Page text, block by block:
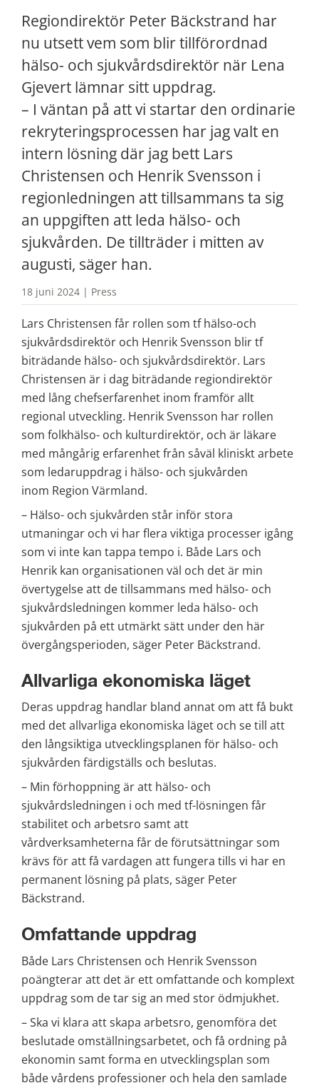
Regiondirektör Peter Bäckstrand har
nu utsett vem som blir tillförordnad
hälso- och sjukvårdsdirektör när Lena
Gjevert lämnar sitt uppdrag.
– I väntan på att vi startar den ordinarie
rekryteringsprocessen har jag valt en
intern lösning där jag bett Lars
Christensen och Henrik Svensson i
regionledningen att tillsammans ta sig
an uppgiften att leda hälso- och
sjukvården. De tillträder i mitten av
augusti, säger han.
18 juni 2024 | Press
Lars Christensen får rollen som tf hälso-och
sjukvårdsdirektör och Henrik Svensson blir tf
biträdande hälso- och sjukvårdsdirektör. Lars
Christensen är i dag biträdande regiondirektör
med lång chefserfarenhet inom framför allt
regional utveckling. Henrik Svensson har rollen
som folkhälso- och kulturdirektör, och är läkare
med mångårig erfarenhet från såväl kliniskt arbete
som ledaruppdrag i hälso- och sjukvården
inom Region Värmland.
– Hälso- och sjukvården står inför stora
utmaningar och vi har flera viktiga processer igång
som vi inte kan tappa tempo i. Både Lars och
Henrik kan organisationen väl och det är min
övertygelse att de tillsammans med hälso- och
sjukvårdsledningen kommer leda hälso- och
sjukvården på ett utmärkt sätt under den här
övergångsperioden, säger Peter Bäckstrand.
Allvarliga ekonomiska läget
Deras uppdrag handlar bland annat om att få bukt
med det allvarliga ekonomiska läget och se till att
den långsiktiga utvecklingsplanen för hälso- och
sjukvården färdigställs och beslutas.
– Min förhoppning är att hälso- och
sjukvårdsledningen i och med tf-lösningen får
stabilitet och arbetsro samt att
vårdverksamheterna får de förutsättningar som
krävs för att få vardagen att fungera tills vi har en
permanent lösning på plats, säger Peter
Bäckstrand.
Omfattande uppdrag
Både Lars Christensen och Henrik Svensson
poängterar att det är ett omfattande och komplext
uppdrag som de tar sig an med stor ödmjukhet.
– Ska vi klara att skapa arbetsro, genomföra det
beslutade omställningsarbetet, och få ordning på
ekonomin samt forma en utvecklingsplan som
både vårdens professioner och hela den samlade